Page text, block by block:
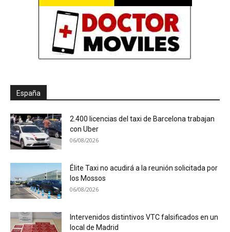
España
2.400 licencias del taxi de Barcelona trabajan
con Uber
06/08/2026
Élite Taxi no acudirá a la reunión solicitada por
los Mossos
06/08/2026
Intervenidos distintivos VTC falsificados en un
local de Madrid